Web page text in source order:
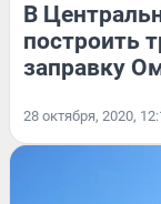
В
построить
заправку
28 октября, 2020,